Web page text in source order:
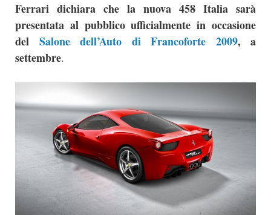
Ferrari dichiara che la nuova 458 Italia sarà
presentata al pubblico ufficialmente in occasione
del Salone dell’Auto di Francoforte 2009, a
settembre.